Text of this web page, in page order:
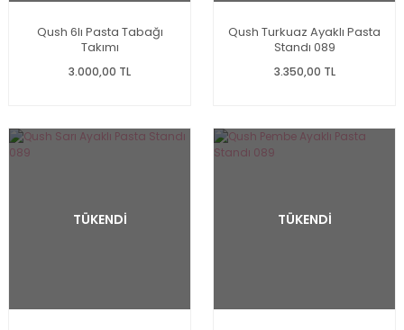
Qush 6lı Pasta Tabağı
Takımı
3.000,00 TL
Qush Turkuaz Ayaklı Pasta
Standı 089
3.350,00 TL
TÜKENDİ TÜKENDİ